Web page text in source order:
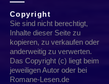
Copyright
Sie sind nicht berechtigt,
Inhalte dieser Seite zu
kopieren, zu verkaufen oder
anderweitig zu verwerten.
Das Copyright (c) liegt beim
jeweiligen Autor oder bei
Romane-Lesen.de